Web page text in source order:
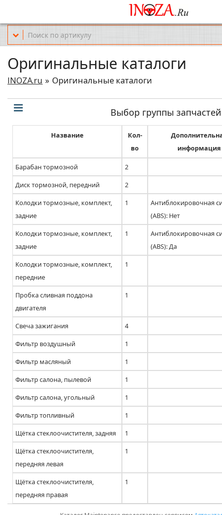
Офис обслуживания г.Краснодар (KRD) Куликова Поля 2 (магазин
Оригинальные каталоги
INOZA.ru Оригинальные каталоги
Выбор группы запчастей
Название
Кол-
во
информация
Барабан тормозной
2
Диск тормозной, передний
2
Колодки тормозные, комплект,
задние
1
Антиблокировочная
(ABS): Нет
Колодки тормозные, комплект,
задние
1
Антиблокировочная
(ABS): Да
Колодки тормозные, комплект,
передние
1
Пробка сливная поддона
двигателя
1
Свеча зажигания
4
Фильтр воздушный
1
Фильтр масляный
1
Фильтр салона, пылевой
1
Фильтр салона, угольный
1
Фильтр топливный
1
Щётка стеклоочистителя, задняя
1
Щётка стеклоочистителя,
передняя левая
1
Щётка стеклоочистителя,
передняя правая
1